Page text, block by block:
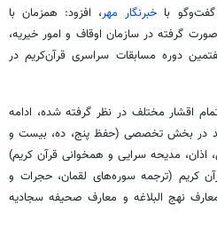
با خبرنگار مهر، افزود: همزمان با
صورت گرفته در سازمان اوقاف و امور خیریه،
دوره مسابقات سراسری قرآن‌کریم در
اقشار مختلف در نظر گرفته شده، ادامه
۱۸ سال می‌توانند در بخش تخصصی (حفظ پنج، ده، بیست و
اذان، مدیحه سرایی و همخوانی قرآن کریم)
کریم (ترجمه سوره‌های لقمان، حجرات و
نهج البلاغه و معارف صحیفه سجادیه